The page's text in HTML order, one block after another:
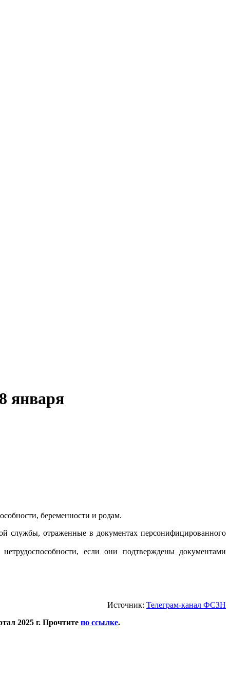
января
беременности и родам.
службы, отраженные в документах персонифицированного
если они подтверждены документами
Источник: Телеграм-канал ФСЗН
2025 г. Прочтите по ссылке.